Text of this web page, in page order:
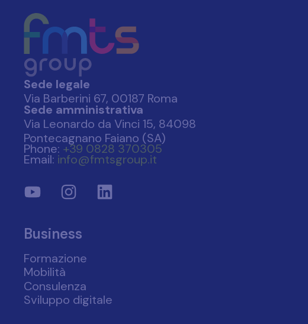
Sede legale
Via Barberini 67, 00187 Roma
Sede amministrativa
Via Leonardo da Vinci 15, 84098
Pontecagnano Faiano (SA)
Phone: +39 0828 370305
Email: info@fmtsgroup.it
Business
Formazione
Mobilità
Consulenza
Sviluppo digitale